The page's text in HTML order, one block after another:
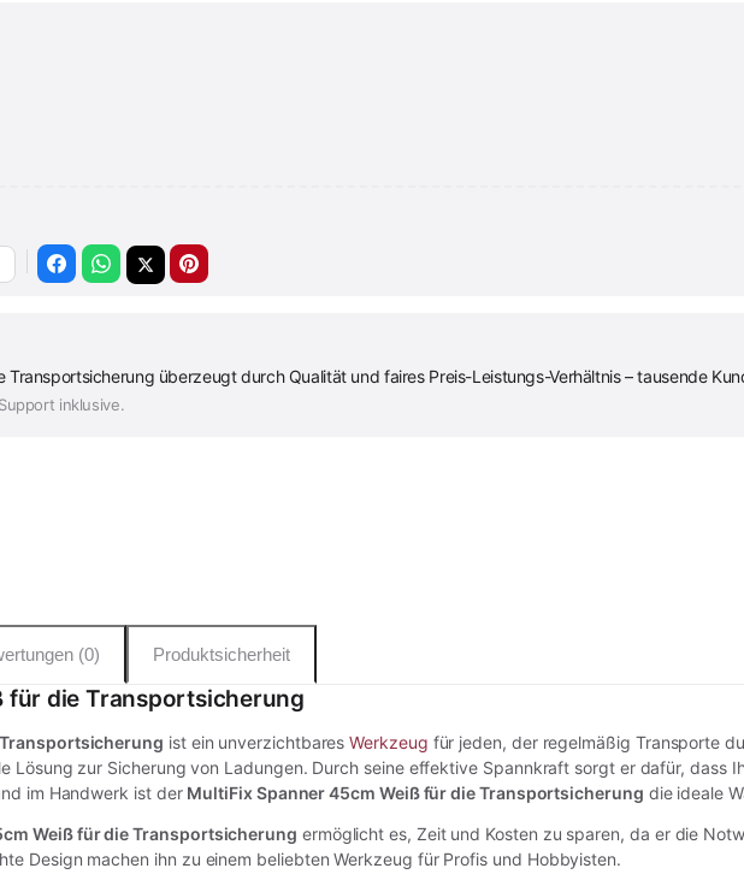
Transportsicherung überzeugt durch Qualität und faires Preis-Leistungs-Verhältnis – tausende
inklusive.
(0) Produktsicherheit
für die Transportsicherung
ist ein unverzichtbaresWerkzeug für jeden, der regelmäßig Transporte
Lösung zur Sicherung von Ladungen. Durch seine effektive Spannkraft sorgt er dafür, dass
im Handwerk ist der MultiFix Spanner 45cm Weiß für die Transportsicherung die ideale
Weiß für die Transportsicherung ermöglicht es, Zeit und Kosten zu sparen, da er die
Design machen ihn zu einem beliebten Werkzeug für Profis und Hobbyisten.